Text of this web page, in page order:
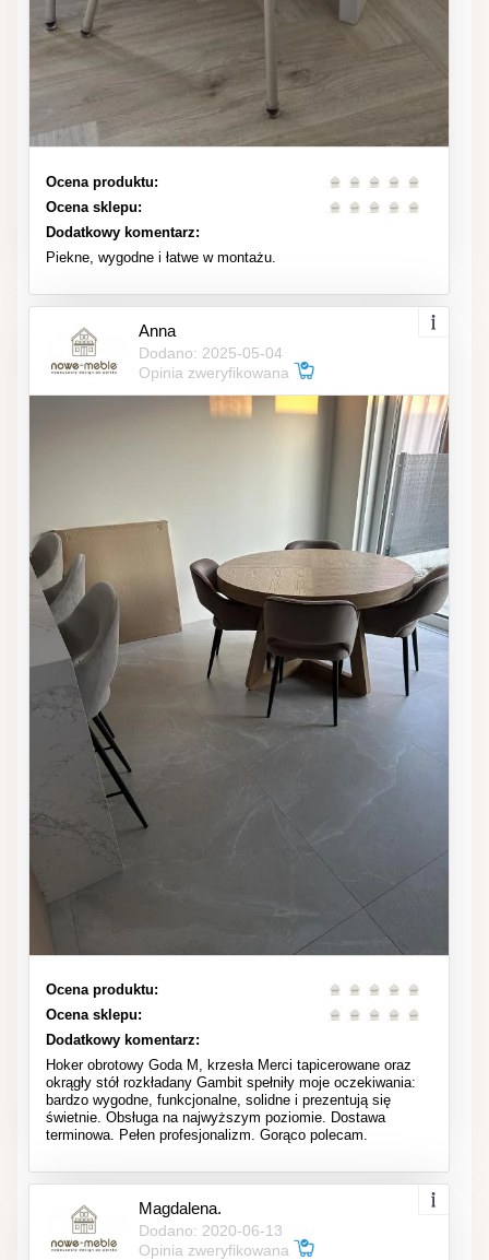
Ocena produktu:
Ocena sklepu:
Dodatkowy komentarz:
Piekne, wygodne i łatwe w montażu.
Anna
Dodano: 2025-05-04
Opinia zweryfikowana
Ocena produktu:
Ocena sklepu:
Dodatkowy komentarz:
Hoker obrotowy Goda M, krzesła Merci tapicerowane oraz
okrągły stół rozkładany Gambit spełniły moje oczekiwania:
bardzo wygodne, funkcjonalne, solidne i prezentują się
świetnie. Obsługa na najwyższym poziomie. Dostawa
terminowa. Pełen profesjonalizm. Gorąco polecam.
Magdalena.
Dodano: 2020-06-13
Opinia zweryfikowana